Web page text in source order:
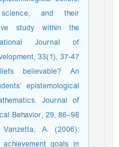
and their
study within the
Journal of
33(1), 37-47.
believable? An
epistemological
Journal of
Behavior, 29, 86–98
A. (2006):